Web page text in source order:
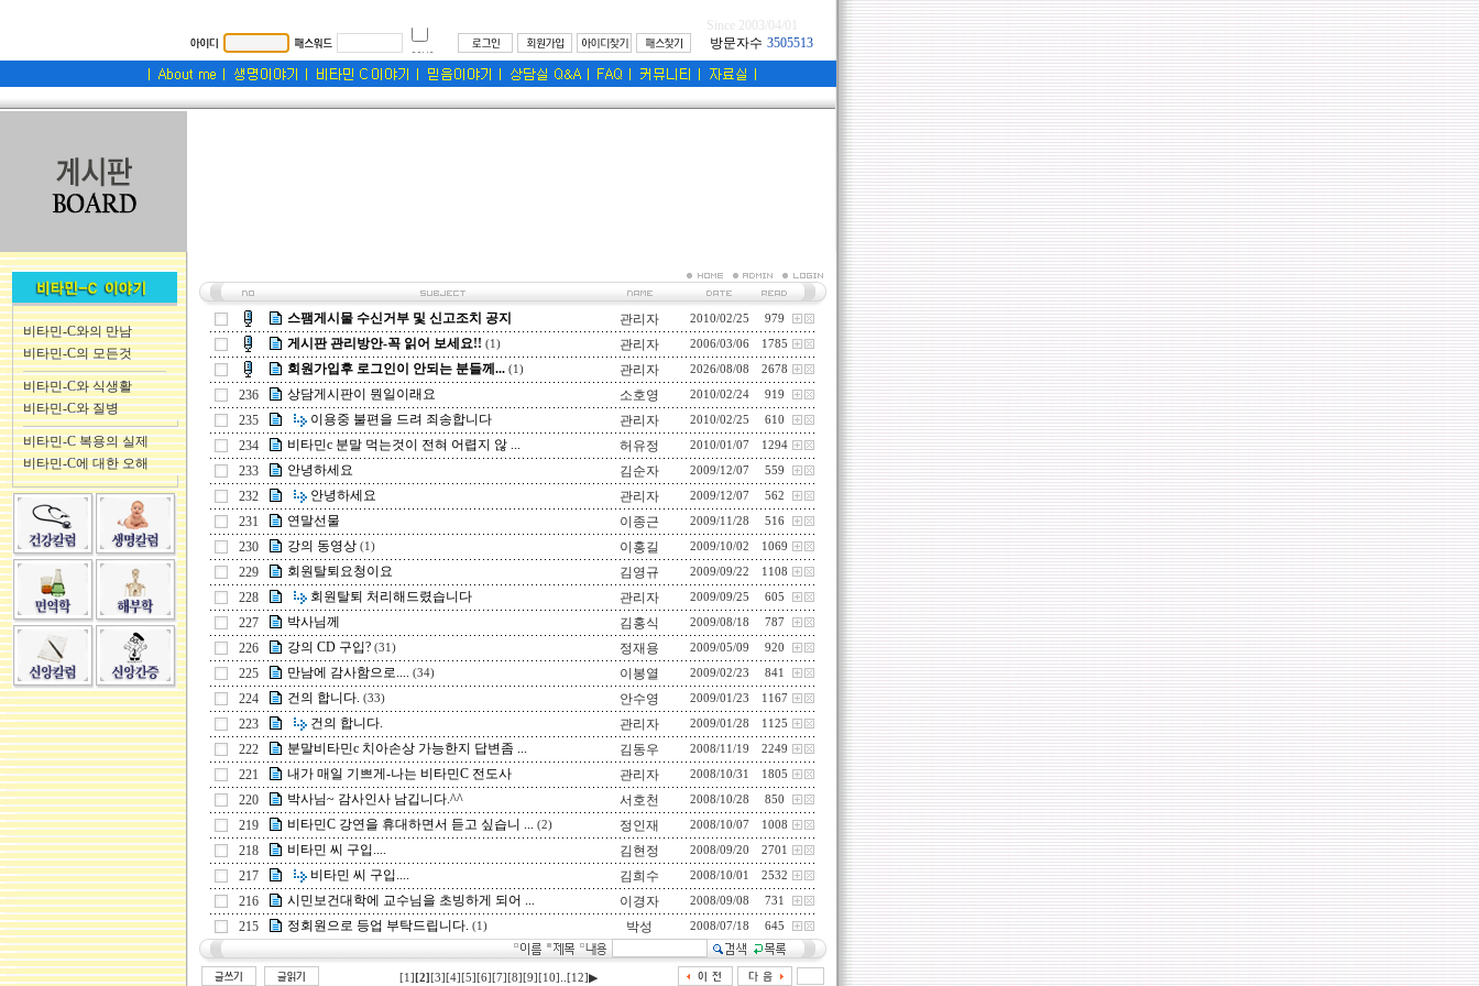
Since 2003/04/01
비타민-C와의 만남
비타민-C의 모든것
비타민-C와 식생활
비타민-C와 질병
비타민-C 복용의 실제
비타민-C에 대한 오해
스팸게시물 수신거부 및 신고조치 공지 관리자 2010/02/25 979
게시판 관리방안-꼭 읽어 보세요!! (1) 관리자 2006/03/06 1785
회원가입후 로그인이 안되는 분들께... (1) 관리자 2026/08/08 2678
236 상담게시판이 뭔일이래요 소호영 2010/02/24 919
235 이용중 불편을 드려 죄송합니다 관리자 2010/02/25 610
234 비타민c 분말 먹는것이 전혀 어렵지 않 ... 허유정 2010/01/07 1294
233 안녕하세요 김순자 2009/12/07 559
232 안녕하세요 관리자 2009/12/07 562
231 연말선물 이종근 2009/11/28 516
230 강의 동영상 (1) 이홍길 2009/10/02 1069
229 회원탈퇴요청이요 김영규 2009/09/22 1108
228 회원탈퇴 처리해드렸습니다 관리자 2009/09/25 605
227 박사님께 김홍식 2009/08/18 787
226 강의 CD 구입? (31) 정재용 2009/05/09 920
225 만남에 감사함으로.... (34) 이봉열 2009/02/23 841
224 건의 합니다. (33) 안수영 2009/01/23 1167
223 건의 합니다. 관리자 2009/01/28 1125
222 분말비타민c 치아손상 가능한지 답변좀 ... 김동우 2008/11/19 2249
221 내가 매일 기쁘게-나는 비타민C 전도사 관리자 2008/10/31 1805
220 박사님~ 감사인사 남깁니다.^^ 서호천 2008/10/28 850
219 비타민C 강연을 휴대하면서 듣고 싶습니 ... (2) 정인재 2008/10/07 1008
218 비타민 씨 구입.... 김현정 2008/09/20 2701
217 비타민 씨 구입.... 김희수 2008/10/01 2532
216 시민보건대학에 교수님을 초빙하게 되어 ... 이경자 2008/09/08 731
215 정회원으로 등업 부탁드립니다. (1) 박성 2008/07/18 645
[1] [2] [3] [4] [5] [6] [7] [8] [9] [10] ..[12]▶